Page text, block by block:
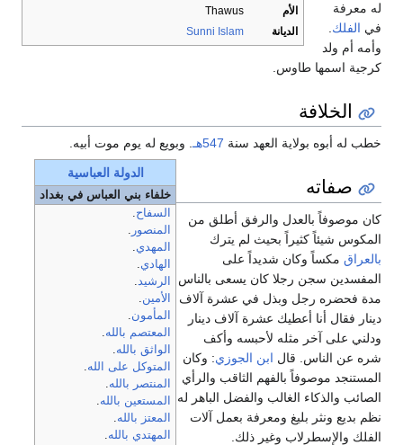
الأم
Thawus
الديانة
Sunni Islam
له معرفة
في الفلك
وأمه أم ولد
كرجية اسمها طاوس.
الخلافة
خطب له أبوه بولاية العهد سنة 547هـ . وبويع له يوم موت أبيه.
الدولة العباسية
خلفاء بني العباس في بغداد
السفاح.
المنصور .
المهدي.
الهادي.
الرشيد.
الأمين.
المأمون.
المعتصم بالله.
الواثق بالله.
المتوكل على الله.
المنتصر بالله.
المستعين بالله.
المعتز بالله.
المهتدي بالله.
صفاته
كان موصوفاً بالعدل والرفق أطلق من
المكوس شيئاً كثيراً بحيث لم يترك
بالعراق مكساً وكان شديداً على
المفسدين سجن رجلا كان يسعى بالناس
مدة فحضره رجل وبذل في عشرة آلاف
دينار فقال أنا أعطيك عشرة آلاف دينار
ودلني على آخر مثله لأحبسه وأكف
شره عن الناس. قال ابن الجوزي: وكان
المستنجد موصوفاً بالفهم الثاقب والرأي
الصائب والذكاء الغالب والفضل الباهر له
نظم بديع ونثر بليغ ومعرفة بعمل آلات
الفلك والإسطرلاب وغير ذلك.